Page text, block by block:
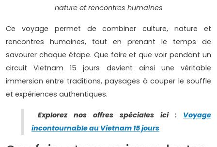
nature et rencontres humaines
Ce voyage permet de combiner culture, nature et
rencontres humaines, tout en prenant le temps de
savourer chaque étape. Que faire et que voir pendant un
circuit Vietnam 15 jours devient ainsi une véritable
immersion entre traditions, paysages à couper le souffle
et expériences authentiques.
Explorez nos offres spéciales ici : Voyage
incontournable au Vietnam 15 jours